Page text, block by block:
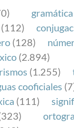
por la
objetivo es
de
gramática
(112)
(128)
(2.894)
(1.255)
cooficiales
(111)